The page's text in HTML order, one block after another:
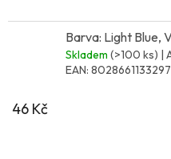
Barva: Light Blue,
Skladem (>100 ks) |
EAN: 8028661133297
46 Kč